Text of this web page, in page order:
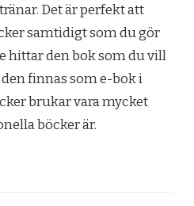
Det är perfekt att
samtidigt som du gör
hittar den bok som du vill
finnas som e-bok i
brukar vara mycket
böcker är.